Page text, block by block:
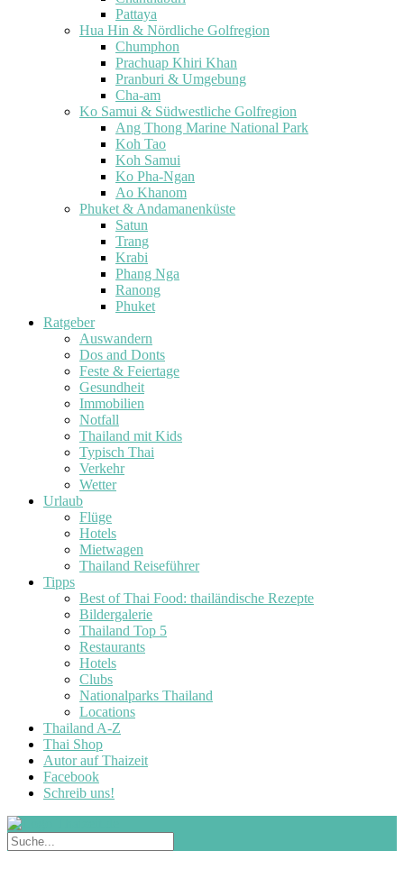
Pattaya
Hua Hin & Nördliche Golfregion
Chumphon
Prachuap Khiri Khan
Pranburi & Umgebung
Cha-am
Ko Samui & Südwestliche Golfregion
Ang Thong Marine National Park
Koh Tao
Koh Samui
Ko Pha-Ngan
Ao Khanom
Phuket & Andamanenküste
Satun
Trang
Krabi
Phang Nga
Ranong
Phuket
Ratgeber
Auswandern
Dos and Donts
Feste & Feiertage
Gesundheit
Immobilien
Notfall
Thailand mit Kids
Typisch Thai
Verkehr
Wetter
Urlaub
Flüge
Hotels
Mietwagen
Thailand Reiseführer
Tipps
Best of Thai Food: thailändische Rezepte
Bildergalerie
Thailand Top 5
Restaurants
Hotels
Clubs
Nationalparks Thailand
Locations
Thailand A-Z
Thai Shop
Autor auf Thaizeit
Facebook
Schreib uns!